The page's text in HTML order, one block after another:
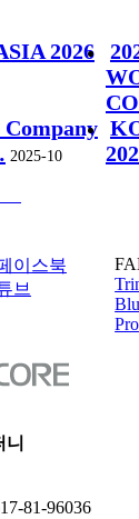
2026
Company
2025-10
Pro
81-96036